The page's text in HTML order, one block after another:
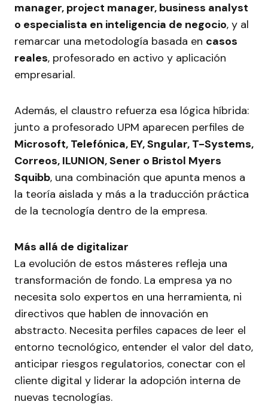
manager, project manager, business analyst
o especialista en inteligencia de negocio, y al
remarcar una metodología basada en casos
reales, profesorado en activo y aplicación
empresarial.
Además, el claustro refuerza esa lógica híbrida:
junto a profesorado UPM aparecen perfiles de
Microsoft, Telefónica, EY, Sngular, T-Systems,
Correos, ILUNION, Sener o Bristol Myers
Squibb, una combinación que apunta menos a
la teoría aislada y más a la traducción práctica
de la tecnología dentro de la empresa.
Más allá de digitalizar
La evolución de estos másteres refleja una
transformación de fondo. La empresa ya no
necesita solo expertos en una herramienta, ni
directivos que hablen de innovación en
abstracto. Necesita perfiles capaces de leer el
entorno tecnológico, entender el valor del dato,
anticipar riesgos regulatorios, conectar con el
cliente digital y liderar la adopción interna de
nuevas tecnologías.